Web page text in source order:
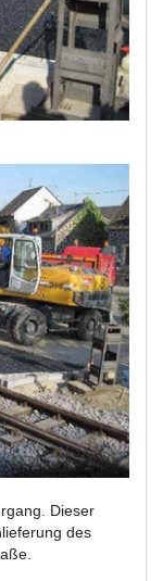
Dieser
des